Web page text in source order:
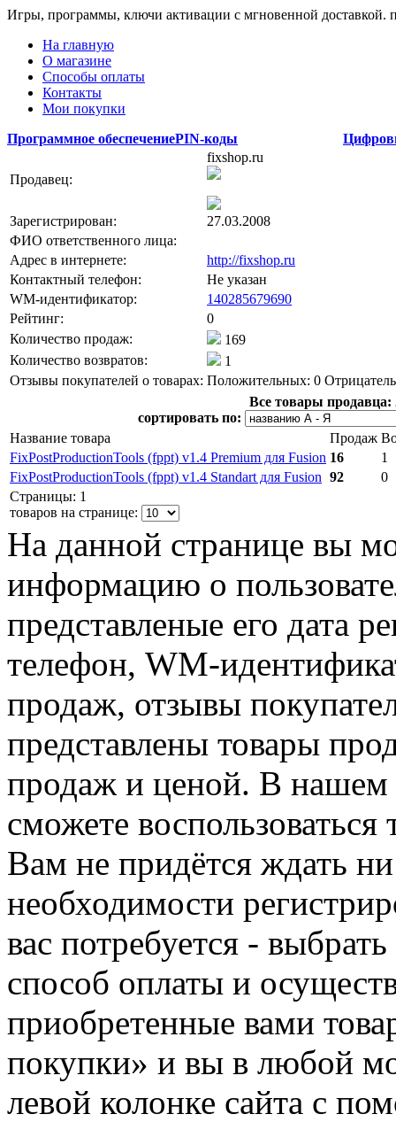
Игры, программы, ключи активации с мгновенной доставкой.
На главную
О магазине
Способы оплаты
Контакты
Мои покупки
Программное обеспечениеPIN-коды
Продавец:
fixshop.ru
Зарегистрирован:
27.03.2008
ФИО ответственного лица:
Адрес в интернете:
http://fixshop.ru
Контактный телефон:
Не указан
WM-идентификатор:
140285679690
Рейтинг:
0
Количество продаж:
169
Количество возвратов:
1
Отзывы покупателей о товарах: Положительных: 0
Все товары продавца:
сортировать по:
Название товара
Продаж
FixPostProductionTools (fppt) v1.4 Premium для Fusion 16
1
FixPostProductionTools (fppt) v1.4 Standart для Fusion 92
0
Страницы: 1
товаров на странице:
На данной странице вы
информацию о
представленые его дата
телефон, WM-
продаж, отзывы
представлены товары
продаж и ценой. В нашем
сможете
Вам не придётся ждать
необходимости
вас потребуется -
способ оплаты и
приобретенные вами
покупки» и вы в любой
левой колонке сайта с